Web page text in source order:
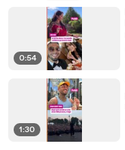
0:54
1:30